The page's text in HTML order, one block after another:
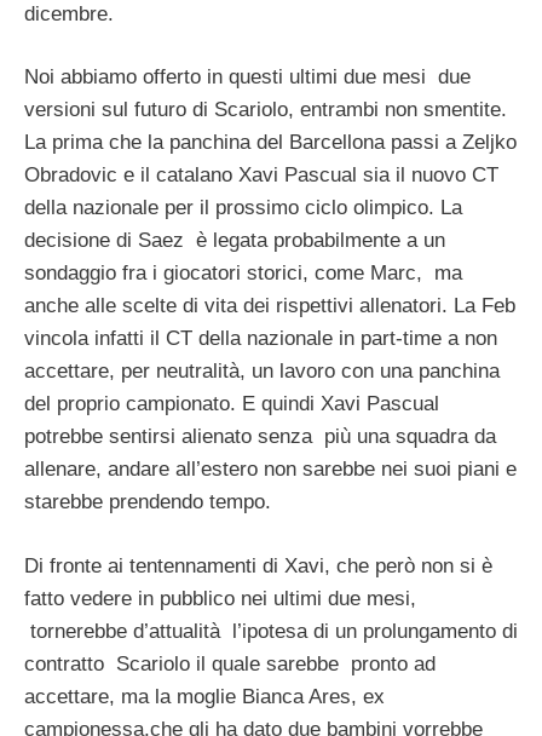
dicembre.
Noi abbiamo offerto in questi ultimi due mesi due
versioni sul futuro di Scariolo, entrambi non smentite.
La prima che la panchina del Barcellona passi a Zeljko
Obradovic e il catalano Xavi Pascual sia il nuovo CT
della nazionale per il prossimo ciclo olimpico. La
decisione di Saez è legata probabilmente a un
sondaggio fra i giocatori storici, come Marc, ma
anche alle scelte di vita dei rispettivi allenatori. La Feb
vincola infatti il CT della nazionale in part-time a non
accettare, per neutralità, un lavoro con una panchina
del proprio campionato. E quindi Xavi Pascual
potrebbe sentirsi alienato senza più una squadra da
allenare, andare all’estero non sarebbe nei suoi piani e
starebbe prendendo tempo.
Di fronte ai tentennamenti di Xavi, che però non si è
fatto vedere in pubblico nei ultimi due mesi,
tornerebbe d’attualità l’ipotesa di un prolungamento di
contratto Scariolo il quale sarebbe pronto ad
accettare, ma la moglie Bianca Ares, ex
campionessa,che gli ha dato due bambini vorrebbe